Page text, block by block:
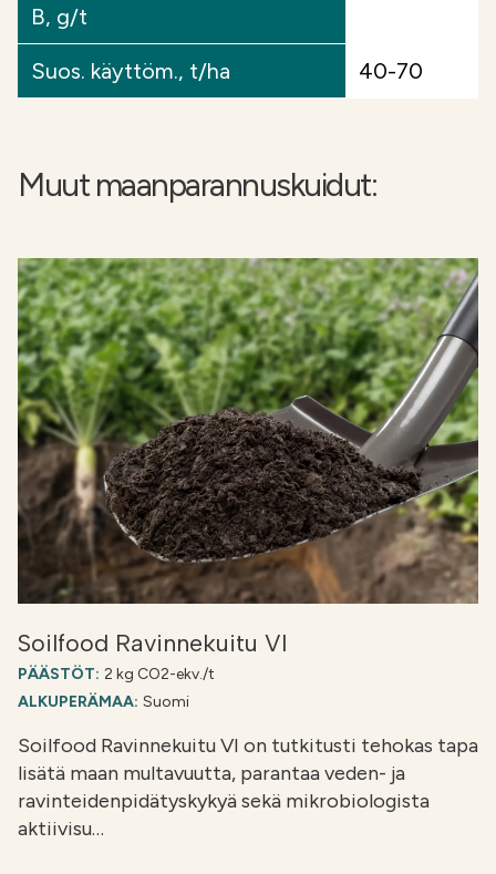
B, g/t
Suos. käyttöm., t/ha 40-70
Muut maanparannuskuidut:
Soilfood Ravinnekuitu VI
PÄÄSTÖT: 2 kg CO2-ekv./t
ALKUPERÄMAA: Suomi
Soilfood Ravinnekuitu VI on tutkitusti tehokas tapa
lisätä maan multavuutta, parantaa veden- ja
ravinteidenpidätyskykyä sekä mikrobiologista
aktiivisu…